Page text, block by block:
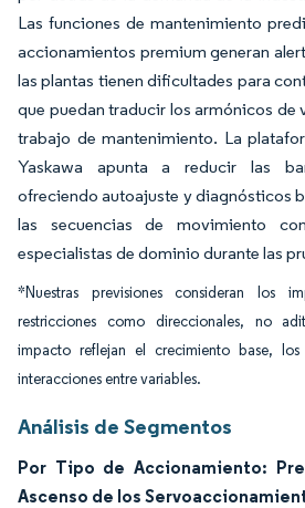
Las funciones de mantenimiento
accionamientos premium generan
las plantas tienen dificultades para
que puedan traducir los armónicos de
trabajo de mantenimiento. La
Yaskawa apunta a reducir las
ofreciendo autoajuste y diagnósticos
las secuencias de movimiento
especialistas de dominio durante las
*Nuestras previsiones consideran los
restricciones como direccionales, no
impacto reflejan el crecimiento base,
interacciones entre variables.
Análisis de Segmentos
Por Tipo de Accionamiento:
Ascenso de los